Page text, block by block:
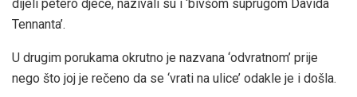
dijeli petero djece, nazivali su i ‘bivšom suprugom Davida
Tennanta’.
U drugim porukama okrutno je nazvana ‘odvratnom’ prije
nego što joj je rečeno da se ‘vrati na ulice’ odakle je i došla.